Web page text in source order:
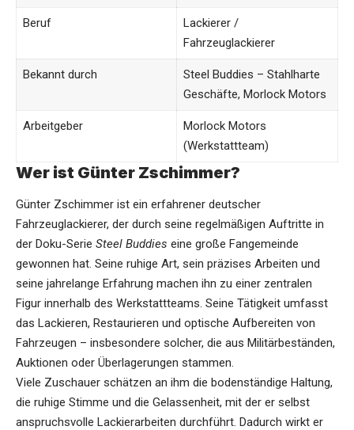
Beruf
Lackierer /
Fahrzeuglackierer
Bekannt durch
Steel Buddies – Stahlharte
Geschäfte, Morlock Motors
Arbeitgeber
Morlock Motors
(Werkstattteam)
Wer ist Günter Zschimmer?
Günter Zschimmer ist ein erfahrener deutscher
Fahrzeuglackierer, der durch seine regelmäßigen Auftritte in
der Doku-Serie Steel Buddies eine große Fangemeinde
gewonnen hat. Seine ruhige Art, sein präzises Arbeiten und
seine jahrelange Erfahrung machen ihn zu einer zentralen
Figur innerhalb des Werkstattteams. Seine Tätigkeit umfasst
das Lackieren, Restaurieren und optische Aufbereiten von
Fahrzeugen – insbesondere solcher, die aus Militärbeständen,
Auktionen oder Überlagerungen stammen.
Viele Zuschauer schätzen an ihm die bodenständige Haltung,
die ruhige Stimme und die Gelassenheit, mit der er selbst
anspruchsvolle Lackierarbeiten durchführt. Dadurch wirkt er